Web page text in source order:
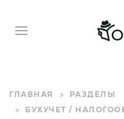
ГЛАВНАЯ
РАЗДЕЛЫ
БУХУЧЕТ /